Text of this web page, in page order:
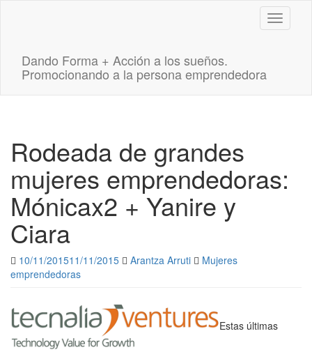
Toggle
Dando Forma + Acción a los sueños.
Promocionando a la persona emprendedora
Rodeada de grandes
mujeres emprendedoras:
Mónicax2 + Yanire y
Ciara
10/11/201511/11/2015 Arantza Arruti
Mujeres
emprendedoras
Estas últimas